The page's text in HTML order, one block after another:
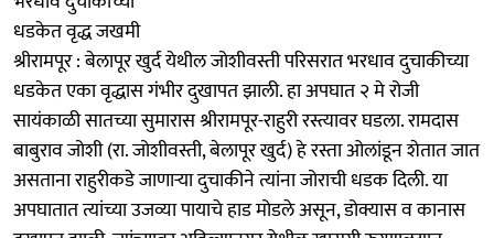
धडकेत वृद्ध जखमी
श्रीरामपूर : बेलापूर खुर्द येथील जोशीवस्ती परिसरात भरधाव दुचाकीच्या
धडकेत एका वृद्धास गंभीर दुखापत झाली. हा अपघात २ मे रोजी
सायंकाळी सातच्या सुमारास श्रीरामपूर-राहुरी रस्त्यावर घडला. रामदास
बाबुराव जोशी (रा. जोशीवस्ती, बेलापूर खुर्द) हे रस्ता ओलांडून शेतात जात
असताना राहुरीकडे जाणाऱ्या दुचाकीने त्यांना जोराची धडक दिली. या
अपघातात त्यांच्या उजव्या पायाचे हाड मोडले असून, डोक्यास व कानास